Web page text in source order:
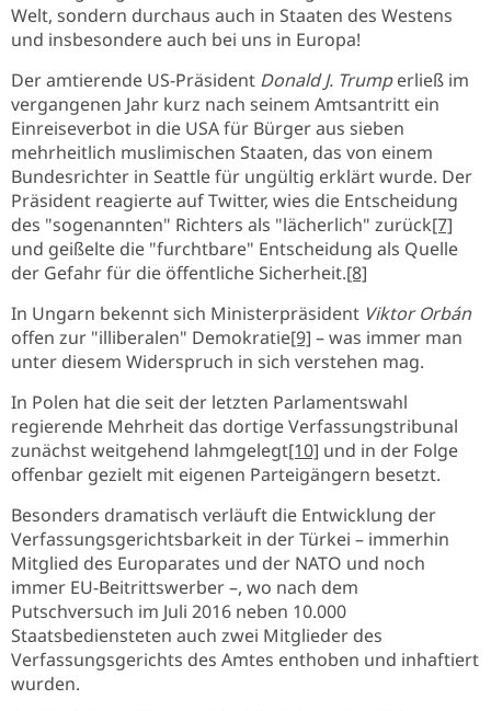
Welt, sondern durchaus auch in Staaten des Westens
und insbesondere auch bei uns in Europa!
Der amtierende US-Präsident Donald J. Trumperließ im
vergangenen Jahr kurz nach seinem Amtsantritt ein
Einreiseverbot in die USA für Bürger aus sieben
mehrheitlich muslimischen Staaten, das von einem
Bundesrichter in Seattle für ungültig erklärt wurde. Der
Präsident reagierte auf Twitter, wies die Entscheidung
des "sogenannten" Richters als "lächerlich" zurück[7]
und geißelte die "furchtbare" Entscheidung als Quelle
der Gefahr für die öffentliche Sicherheit.[8]
In Ungarn bekennt sich Ministerpräsident Viktor Orbán
offen zur "illiberalen" Demokratie[9] – was immer man
unter diesem Widerspruch in sich verstehen mag.
In Polen hat die seit der letzten Parlamentswahl
regierende Mehrheit das dortige Verfassungstribunal
zunächst weitgehend lahmgelegt[10] und in der Folge
offenbar gezielt mit eigenen Parteigängern besetzt.
Besonders dramatisch verläuft die Entwicklung der
Verfassungsgerichtsbarkeit in der Türkei – immerhin
Mitglied des Europarates und der NATO und noch
immer EU-Beitrittswerber –, wo nach dem
Putschversuch im Juli 2016 neben 10.000
Staatsbediensteten auch zwei Mitglieder des
Verfassungsgerichts des Amtes enthoben und inhaftiert
wurden.